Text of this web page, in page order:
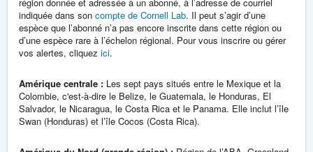
indiquée dans son compte de Cornell Lab. Il peut s’agir d’une
espèce que l’abonné n’a pas encore inscrite dans cette région ou
d’une espèce rare à l’échelon régional. Pour vous inscrire ou gérer
vos alertes, cliquez ici.
Amérique centrale : Les sept pays situés entre le Mexique et la
Colombie, c'est-à-dire le Belize, le Guatemala, le Honduras, El
Salvador, le Nicaragua, le Costa Rica et le Panama. Elle inclut l’île
Swan (Honduras) et l’île Cocos (Costa Rica).